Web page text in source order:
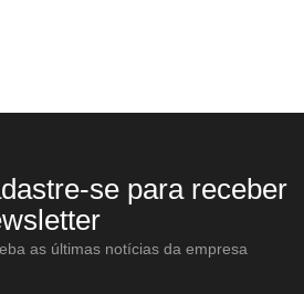
se para receber
as últimas notícias da empresa